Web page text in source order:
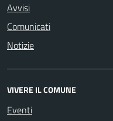
Avvisi
Comunicati
Notizie
VIVERE IL COMUNE
Eventi